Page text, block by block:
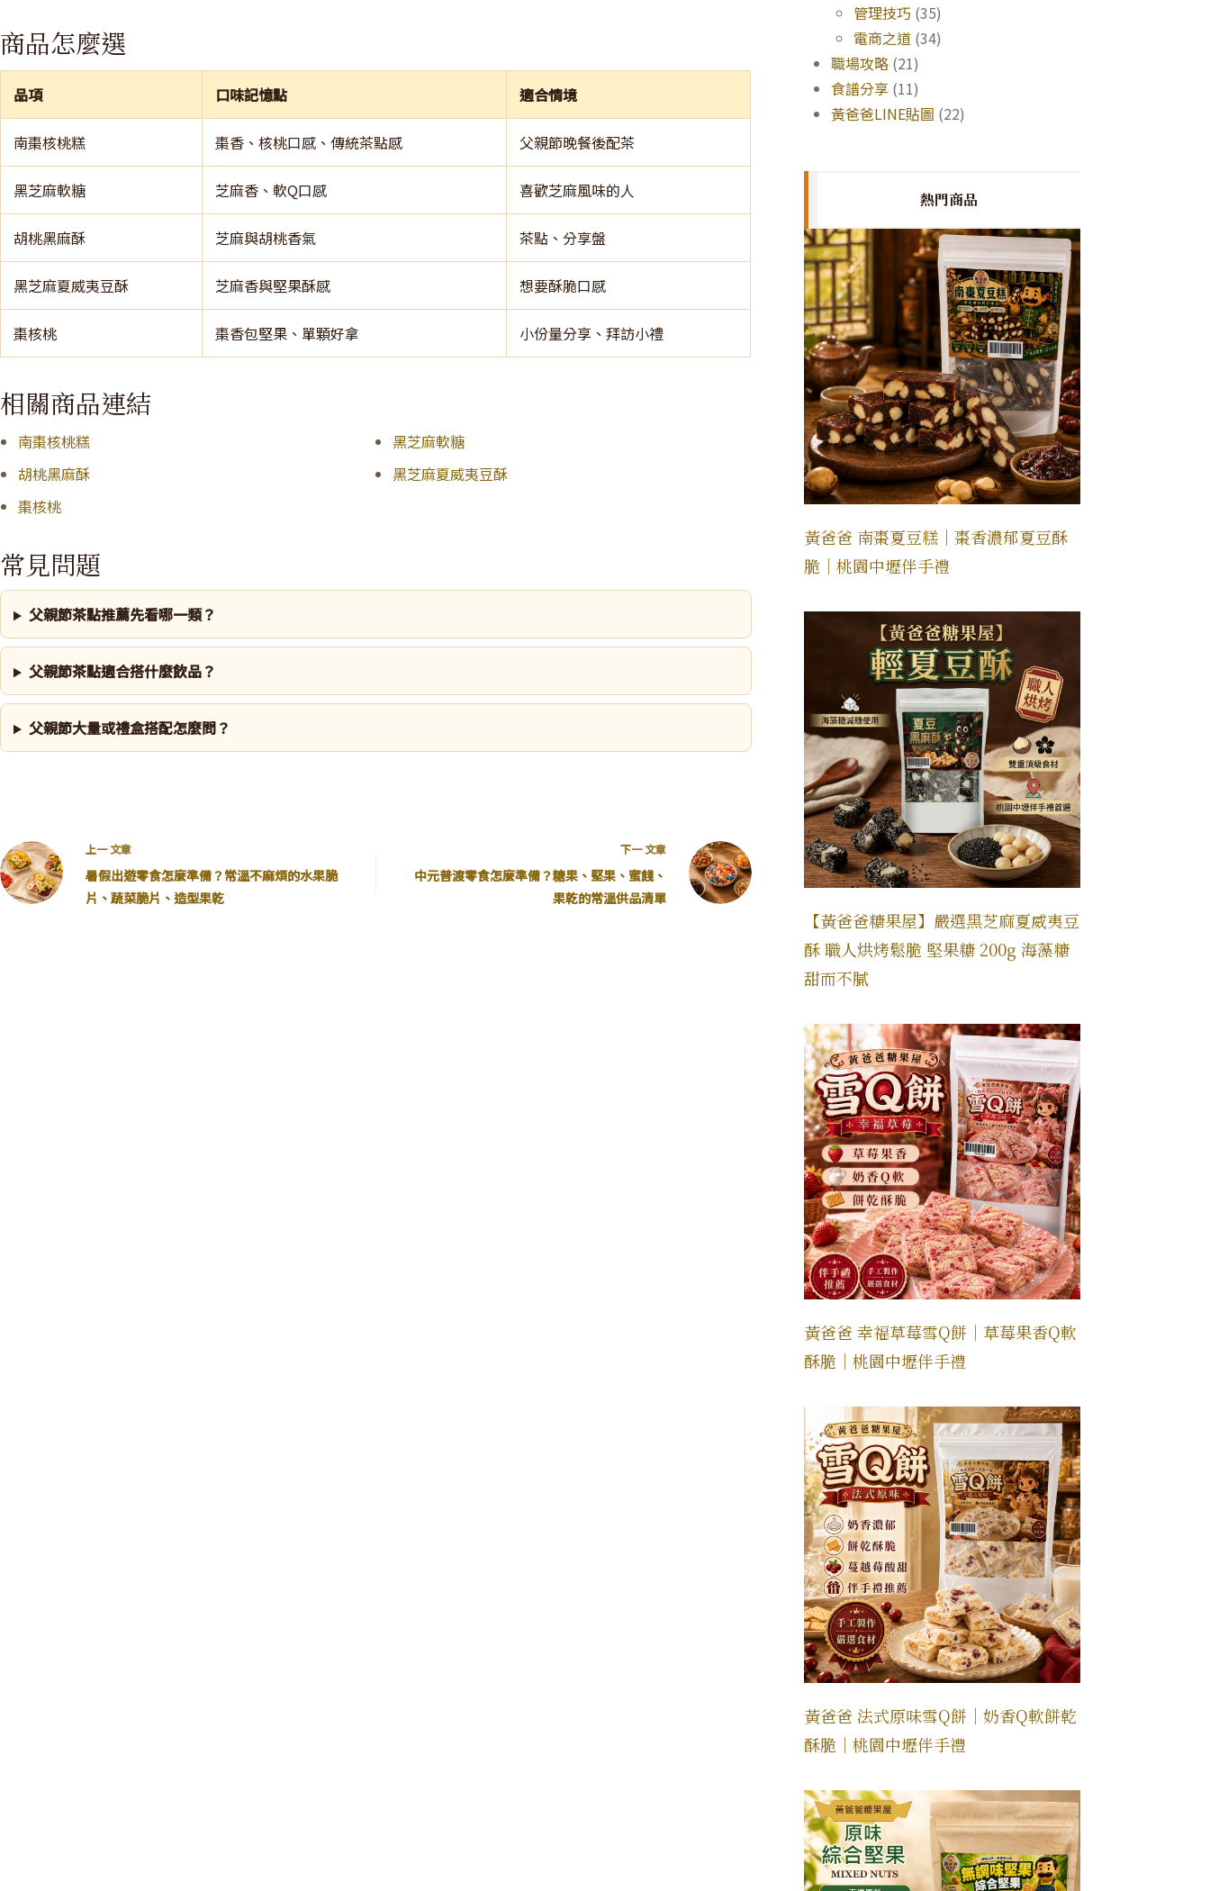
商品怎麼選
品項 口味記憶點 適合情境
南棗核桃糕 棗香、核桃口感、傳統茶點感 父親節晚餐後配茶
黑芝麻軟糖 芝麻香、軟Q口感 喜歡芝麻風味的人
胡桃黑麻酥 芝麻與胡桃香氣 茶點、分享盤
黑芝麻夏威夷豆酥 芝麻香與堅果酥感 想要酥脆口感
棗核桃 棗香包堅果、單顆好拿 小份量分享、拜訪小禮
相關商品連結
南棗核桃糕
黑芝麻軟糖
胡桃黑麻酥
黑芝麻夏威夷豆酥
棗核桃
常見問題
父親節茶點推薦先看哪一類？
父親節茶點適合搭什麼飲品？
父親節大量或禮盒搭配怎麼問？
上一文章
暑假出遊零食怎麼準備？常溫不麻煩的水果脆
片、蔬菜脆片、造型果乾
下一文章
中元普渡零食怎麼準備？糖果、堅果、蜜餞、
果乾的常溫供品清單
管理技巧 (35)
電商之道 (34)
職場攻略 (21)
食譜分享 (11)
黃爸爸LINE貼圖 (22)
熱門商品
黃爸爸 南棗夏豆糕｜棗香濃郁夏豆酥
脆｜桃園中壢伴手禮
【黃爸爸糖果屋】嚴選黑芝麻夏威夷豆
酥 職人烘烤鬆脆 堅果糖 200g 海藻糖
甜而不膩
黃爸爸 幸福草莓雪Q餅｜草莓果香Q軟
酥脆｜桃園中壢伴手禮
黃爸爸 法式原味雪Q餅｜奶香Q軟餅乾
酥脆｜桃園中壢伴手禮